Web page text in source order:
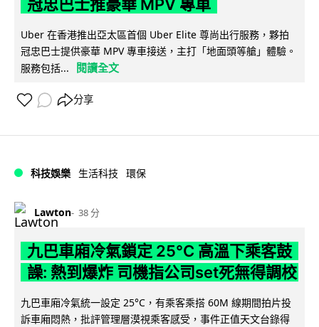
冠忠巴士推豪華 MPV 專車
Uber 在香港推出亞太區首個 Uber Elite 尊尚出行服務，夥拍
冠忠巴士提供豪華 MPV 專車接送，主打「地面頭等艙」體驗。
服務包括...
閱讀全文
分享
科技娛樂 生活科技 環保
Lawton 38 分
九巴車廂冷氣鎖定 25°C 高溫下乘客鼓
譟: 熱到爆炸 司機指公司set死無得調校
九巴車廂冷氣統一設定 25°C，有乘客乘搭 60M 線期間拍片投
訴車廂悶熱，批評管理層漠視乘客感受，事件正值天文台錄得